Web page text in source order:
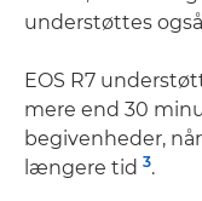
understøttes
EOS R7
mere end 30
begivenheder,
længere tid 3.